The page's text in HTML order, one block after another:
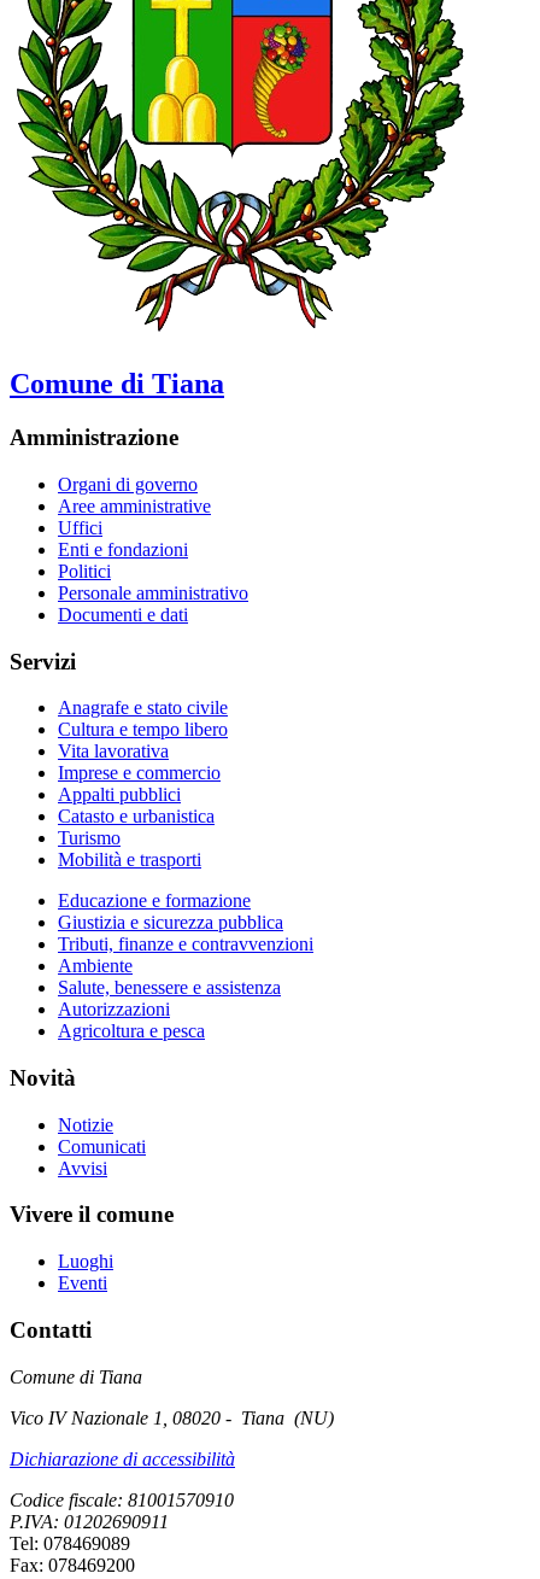
Comune di Tiana
Amministrazione
Organi di governo
Aree amministrative
Uffici
Enti e fondazioni
Politici
Personale amministrativo
Documenti e dati
Servizi
Anagrafe e stato civile
Cultura e tempo libero
Vita lavorativa
Imprese e commercio
Appalti pubblici
Catasto e urbanistica
Turismo
Mobilità e trasporti
Educazione e formazione
Giustizia e sicurezza pubblica
Tributi, finanze e contravvenzioni
Ambiente
Salute, benessere e assistenza
Autorizzazioni
Agricoltura e pesca
Novità
Notizie
Comunicati
Avvisi
Vivere il comune
Luoghi
Eventi
Contatti
Comune di Tiana
Vico IV Nazionale 1, 08020 - Tiana (NU)
Dichiarazione di accessibilità
Codice fiscale: 81001570910
P.IVA: 01202690911
Tel: 078469089
Fax: 078469200